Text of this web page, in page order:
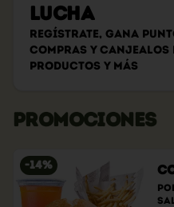
LUCHA
Regístrate, gana
compras y canjealos
productos y más
PROMOCIONES
-14%